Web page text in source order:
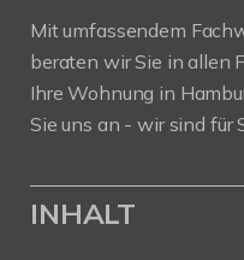
Mit umfassendem
beraten wir Sie in allen
Ihre Wohnung in
Sie uns an - wir sind für
INHALT